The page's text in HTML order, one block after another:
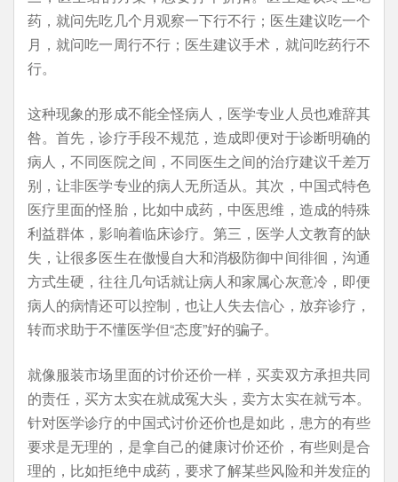
药，就问先吃几个月观察一下行不行；医生建议吃一个
月，就问吃一周行不行；医生建议手术，就问吃药行不
行。
这种现象的形成不能全怪病人，医学专业人员也难辞其
咎。首先，诊疗手段不规范，造成即便对于诊断明确的
病人，不同医院之间，不同医生之间的治疗建议千差万
别，让非医学专业的病人无所适从。其次，中国式特色
医疗里面的怪胎，比如中成药，中医思维，造成的特殊
利益群体，影响着临床诊疗。第三，医学人文教育的缺
失，让很多医生在傲慢自大和消极防御中间徘徊，沟通
方式生硬，往往几句话就让病人和家属心灰意冷，即便
病人的病情还可以控制，也让人失去信心，放弃诊疗，
转而求助于不懂医学但“态度”好的骗子。
就像服装市场里面的讨价还价一样，买卖双方承担共同
的责任，买方太实在就成冤大头，卖方太实在就亏本。
针对医学诊疗的中国式讨价还价也是如此，患方的有些
要求是无理的，是拿自己的健康讨价还价，有些则是合
理的，比如拒绝中成药，要求了解某些风险和并发症的